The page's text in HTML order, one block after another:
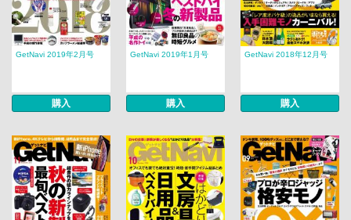
GetNavi 2019年2月号
購入
GetNavi 2019年1月号
購入
GetNavi 2018年12月号
購入